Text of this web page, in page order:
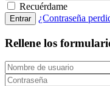
Recuérdame
¿Contraseña
Rellene los